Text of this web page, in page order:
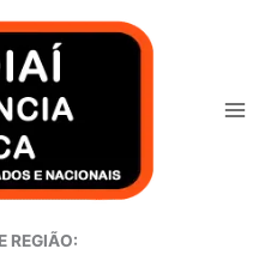
REGIÃO: